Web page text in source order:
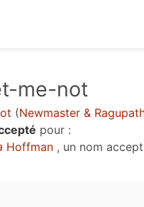
me-not
(Newmaster &
pour :
Hoffman , un nom